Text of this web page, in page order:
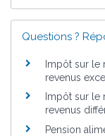
Questions ?
Impôt sur le
revenus
Impôt sur le
revenus
Pension